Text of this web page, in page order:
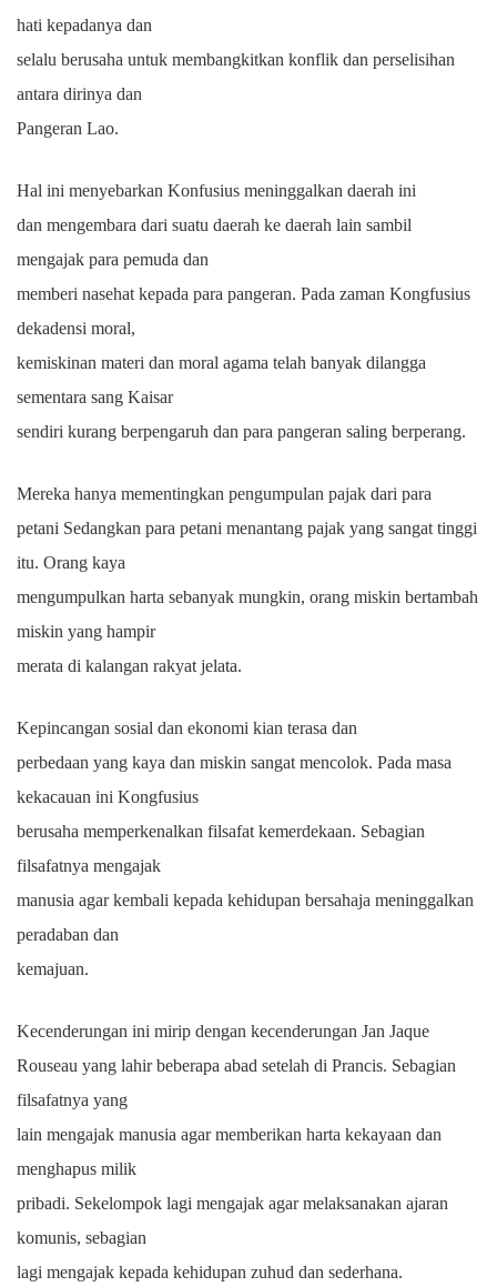
hati kepadanya dan
selalu berusaha untuk membangkitkan konflik dan perselisihan
antara dirinya dan
Pangeran Lao.
Hal ini menyebarkan Konfusius meninggalkan daerah ini
dan mengembara dari suatu daerah ke daerah lain sambil
mengajak para pemuda dan
memberi nasehat kepada para pangeran. Pada zaman Kongfusius
dekadensi moral,
kemiskinan materi dan moral agama telah banyak dilangga
sementara sang Kaisar
sendiri kurang berpengaruh dan para pangeran saling berperang.
Mereka hanya mementingkan pengumpulan pajak dari para
petani Sedangkan para petani menantang pajak yang sangat tinggi
itu. Orang kaya
mengumpulkan harta sebanyak mungkin, orang miskin bertambah
miskin yang hampir
merata di kalangan rakyat jelata.
Kepincangan sosial dan ekonomi kian terasa dan
perbedaan yang kaya dan miskin sangat mencolok. Pada masa
kekacauan ini Kongfusius
berusaha memperkenalkan filsafat kemerdekaan. Sebagian
filsafatnya mengajak
manusia agar kembali kepada kehidupan bersahaja meninggalkan
peradaban dan
kemajuan.
Kecenderungan ini mirip dengan kecenderungan Jan Jaque
Rouseau yang lahir beberapa abad setelah di Prancis. Sebagian
filsafatnya yang
lain mengajak manusia agar memberikan harta kekayaan dan
menghapus milik
pribadi. Sekelompok lagi mengajak agar melaksanakan ajaran
komunis, sebagian
lagi mengajak kepada kehidupan zuhud dan sederhana.